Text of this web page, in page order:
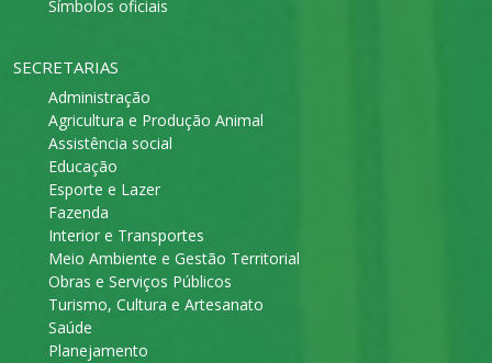
Símbolos oficiais
SECRETARIAS
Administração
Agricultura e Produção Animal
Assistência social
Educação
Esporte e Lazer
Fazenda
Interior e Transportes
Meio Ambiente e Gestão Territorial
Obras e Serviços Públicos
Turismo, Cultura e Artesanato
Saúde
Planejamento